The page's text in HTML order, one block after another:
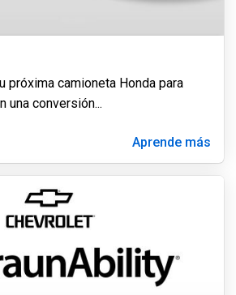
próxima camioneta Honda para
una conversión...
Aprende más